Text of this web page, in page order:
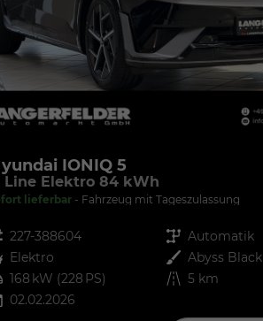
IONIQ 5
Line Elektro 84 kWh
lieferbar Fahrzeug mit Tageszulassung
227-388604 Getriebe Automatik
Elektro Außenfarbe Abyss Black
168 kW (228 PS) Kilometerstand 5 km
02.02.2026